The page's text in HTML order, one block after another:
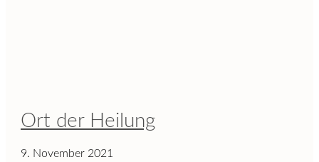
Ort der Heilung
9. November 2021